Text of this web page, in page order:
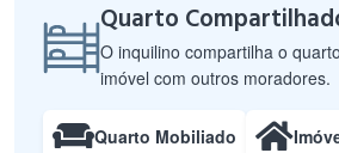
Quarto
O inquilino compartilha o
imóvel com outros moradores.
Quarto Mobiliado